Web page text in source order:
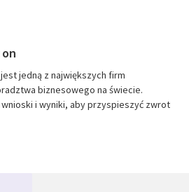
jest jedną z największych firm
biznesowego na świecie.
i wyniki, aby przyspieszyć zwrot